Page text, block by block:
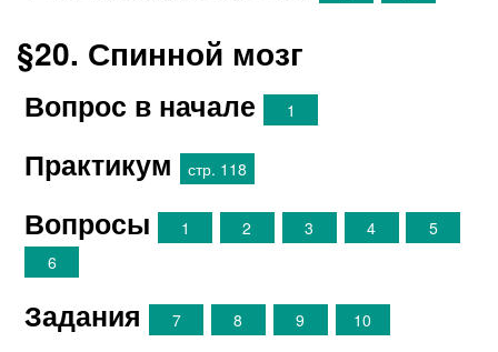
§20. Спинной мозг
Вопрос в начале 1
Практикум стр. 118
Вопросы 1 2 3 4
5
6
Задания 7 8 9 10